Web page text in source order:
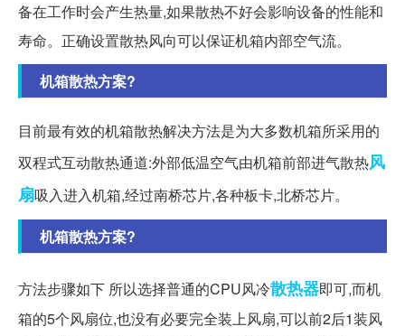
备在工作时会产生热量,如果散热不好会影响设备的性能和
寿命。正确设置散热风向可以保证机箱内部空气流。
机箱散热方案?
目前最有效的机箱散热解决方法是为大多数机箱所采用的
双程式互动散热通道:外部低温空气由机箱前部进气散热风
扇吸入进入机箱,经过南桥芯片,各种板卡,北桥芯片。
机箱散热方案?
方法步骤如下 所以选择普通的CPU风冷散热器即可,而机
箱的5个风扇位,也没有必要完全装上风扇,可以前2后1装风